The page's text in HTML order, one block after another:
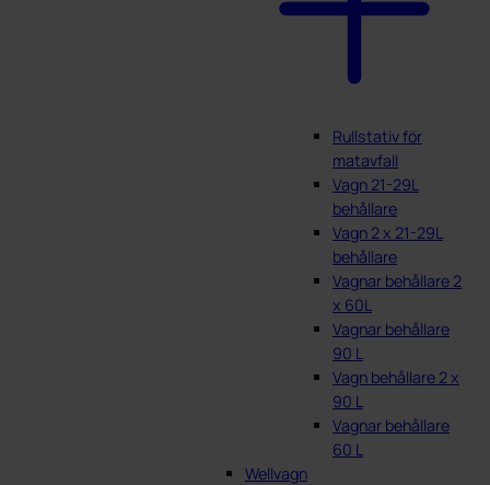
Rullstativ för
matavfall
Vagn 21-29L
behållare
Vagn 2 x 21-29L
behållare
Vagnar behållare 2
x 60L
Vagnar behållare
90 L
Vagn behållare 2 x
90 L
Vagnar behållare
60 L
Wellvagn